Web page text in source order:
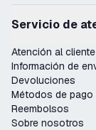
Servicio de
Atención al cliente
Información de
Devoluciones
Métodos de pago
Reembolsos
Sobre nosotros